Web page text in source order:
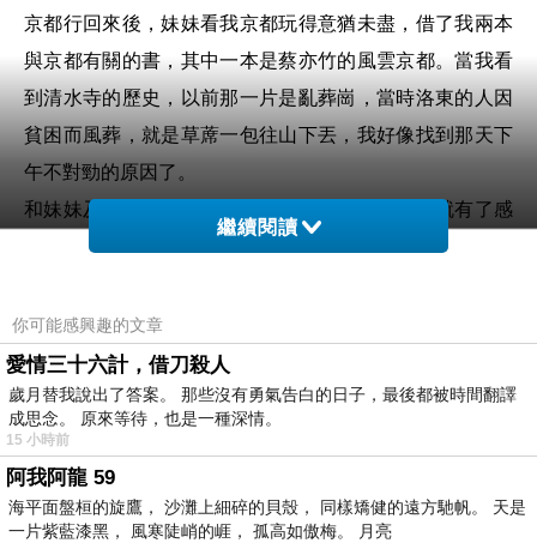
京都行回來後，妹妹看我京都玩得意猶未盡，借了我兩本
與京都有關的書，其中一本是蔡亦竹的風雲京都。當我看
到清水寺的歷史，以前那一片是亂葬崗，當時洛東的人因
貧困而風葬，就是草蓆一包往山下丟，我好像找到那天下
午不對勁的原因了。
和妹妹及友人聊到，有人覺得我在一進入古道上就有了感
應，之所以急著上山，是想求得寺廟中神明的保護；至於
無稽之談，也要寫下來提醒自己。
一是這次出國，我忘記帶護身符，下回別忘了；再則，以
後要去類似的地方要上午去。
不論如何，京都還是個很迷人的地方，會想再訪，但是得
緩緩，至於清水寺，不確定自己有沒有勇氣再去一次。
繼續閱讀
你可能感興趣的文章
愛情三十六計，借刀殺人
歲月替我說出了答案。 那些沒有勇氣告白的日子，最後都被時間翻譯
成思念。 原來等待，也是一種深情。
15 小時前
阿我阿龍 59
海平面盤桓的旋鷹， 沙灘上細碎的貝殼， 同樣矯健的遠方馳帆。 天是
一片紫藍漆黑， 風寒陡峭的崕， 孤高如傲梅。 月亮